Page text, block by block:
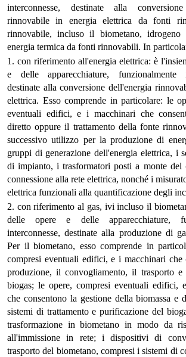
interconnesse, destinate alla
rinnovabile in energia elettrica da fonti
rinnovabile, incluso il biometano, idrogeno
energia termica da fonti rinnovabili. In
1. con riferimento all'energia elettrica: è
e delle apparecchiature, funzionalmente
destinate alla conversione dell'energia
elettrica. Esso comprende in particolare: le
eventuali edifici, e i macchinari che
diretto oppure il trattamento della fonte
successivo utilizzo per la produzione di
gruppi di generazione dell'energia elettrica, i
di impianto, i trasformatori posti a monte
connessione alla rete elettrica, nonché i
elettrica funzionali alla quantificazione degli
2. con riferimento al gas, ivi incluso il
delle opere e delle apparecchiature,
interconnesse, destinate alla produzione di
Per il biometano, esso comprende in
compresi eventuali edifici, e i macchinari che
produzione, il convogliamento, il trasporto
biogas; le opere, compresi eventuali edifici,
che consentono la gestione della biomassa e
sistemi di trattamento e purificazione del
trasformazione in biometano in modo da
all'immissione in rete; i dispositivi di
trasporto del biometano, compresi i sistemi di